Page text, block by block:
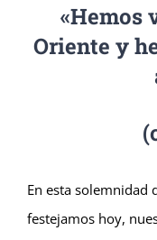
«Hemos
Oriente y
En esta solemnidad
festejamos hoy,